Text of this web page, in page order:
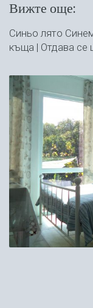
Вижте още:
Синьо лято
къща | Отдава се